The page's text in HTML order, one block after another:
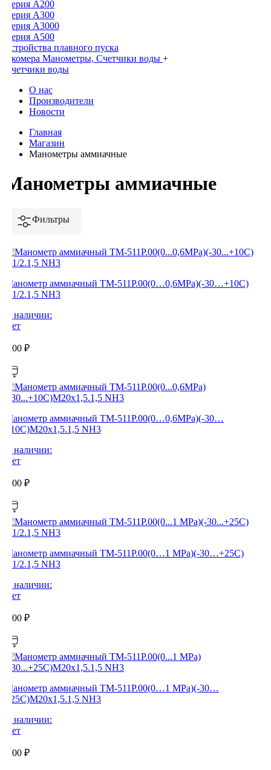
Серия А200
Серия А300
Серия А3000
Серия А500
Устройства плавного пуска
Экомера Манометры, Счетчики воды +
Счетчики воды
О нас
Производители
Новости
Главная
Магазин
Манометры аммиачные
Манометры аммиачные
Фильтры
Манометр аммиачный ТМ-511Р.00(0…0,6MPa)(-30…+10C)
G1/2.1,5 NH3
В наличии:
Нет
0,00 ₽
Манометр аммиачный ТМ-511Р.00(0…0,6MPa)(-30…
+10C)М20х1,5.1,5 NH3
В наличии:
Нет
0,00 ₽
Манометр аммиачный ТМ-511Р.00(0…1 MPa)(-30…+25C)
G1/2.1,5 NH3
В наличии:
Нет
0,00 ₽
Манометр аммиачный ТМ-511Р.00(0…1 MPa)(-30…
+25C)М20х1,5.1,5 NH3
В наличии:
Нет
0,00 ₽